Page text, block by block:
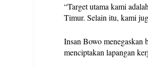
“Target utama kami
Timur. Selain itu, kami
Insan Bowo menegaskan
menciptakan lapangan